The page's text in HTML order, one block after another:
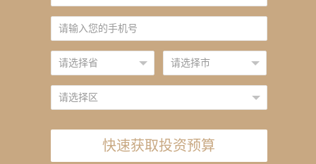
快速获取投资预算